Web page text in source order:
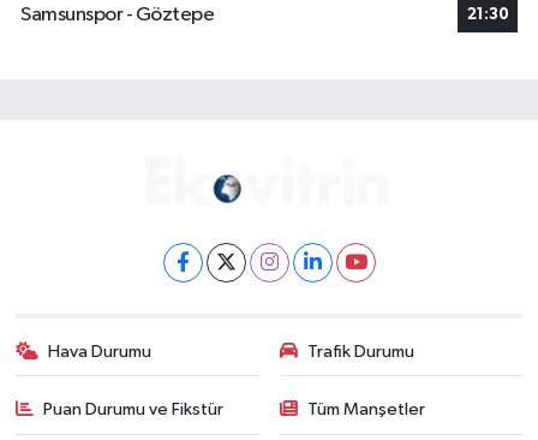
Samsunspor - Göztepe
21:30
Hava Durumu Trafik Durumu
Puan Durumu ve Fikstür Tüm Manşetler